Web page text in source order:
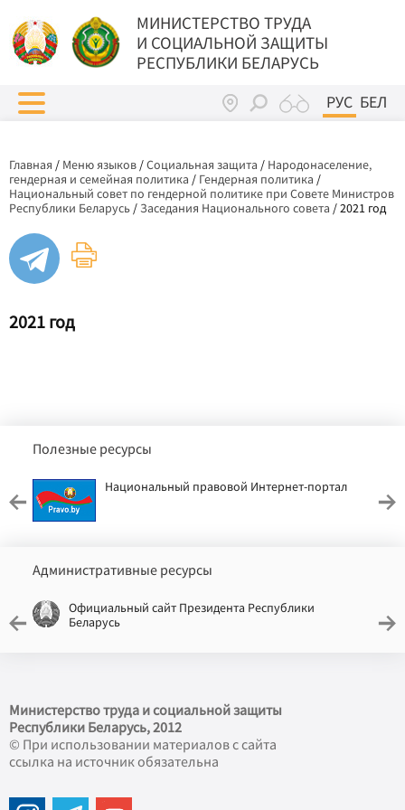
МИНИСТЕРСТВО ТРУДА
И СОЦИАЛЬНОЙ ЗАЩИТЫ
РЕСПУБЛИКИ БЕЛАРУСЬ
РУС БЕЛ
Главная / Меню языков /Социальная защита / Народонаселение,
гендерная и семейная политика / Гендерная политика /
Национальный совет по гендерной политике при Совете Министров
Республики Беларусь /Заседания Национального совета /2021 год
2021 год
Полезные ресурсы
Национальный правовой Интернет-портал
Административные ресурсы
Официальный сайт Президента Республики
Беларусь
Министерство труда и социальной защиты
Республики Беларусь, 2012
© При использовании материалов с сайта
ссылка на источник обязательна